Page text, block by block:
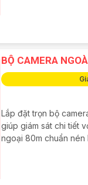
BỘ CAMERA
Lắp đặt trọn bộ
giúp giám sát chi tiết
ngoại 80m chuẩn nén